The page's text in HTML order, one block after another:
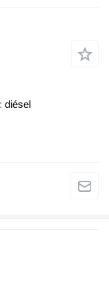
diésel